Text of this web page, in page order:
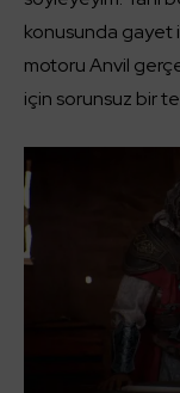
konusunda gayet
motoru Anvil
için sorunsuz bir